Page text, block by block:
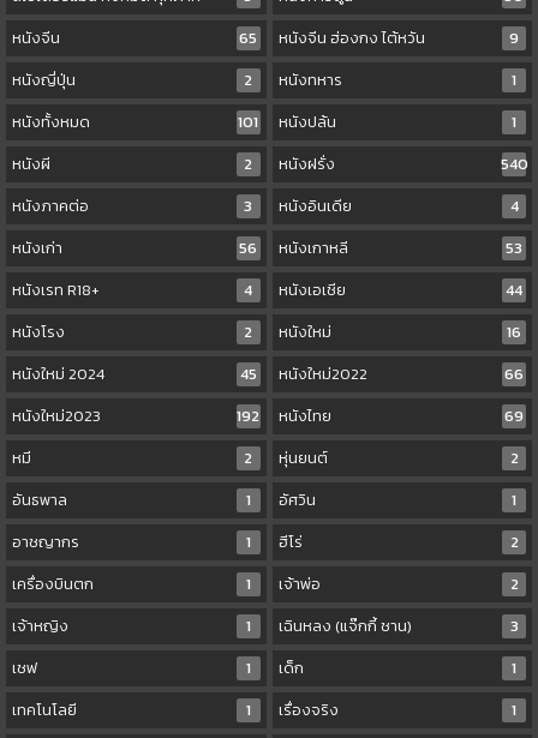
หนังจีน
65 หนังจีน ฮ่องกง ไต้หวัน
9
หนังญี่ปุ่น
2 หนังทหาร
1
หนังทั้งหมด
101 หนังปล้น
1
หนังผี
2 หนังฝรั่ง
540
หนังภาคต่อ
3 หนังอินเดีย
4
หนังเก่า
56 หนังเกาหลี
53
หนังเรท R18+
4 หนังเอเชีย
44
หนังโรง
2 หนังใหม่
16
หนังใหม่ 2024
45 หนังใหม่2022
66
หนังใหม่2023
192 หนังไทย
69
หมี
2 หุ่นยนต์
2
อันธพาล
1 อัศวิน
1
อาชญากร
1 ฮีโร่
2
เครื่องบินตก
1 เจ้าพ่อ
2
เจ้าหญิง
1 เฉินหลง (แจ๊กกี้ ชาน)
3
เชฟ
1 เด็ก
1
เทคโนโลยี
1 เรื่องจริง
1